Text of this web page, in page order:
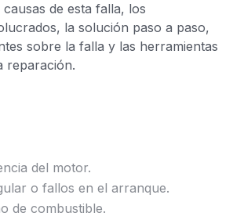
de esta falla, los
la solución paso a paso,
sobre la falla y las herramientas
reparación.
del motor.
o fallos en el arranque.
de combustible.